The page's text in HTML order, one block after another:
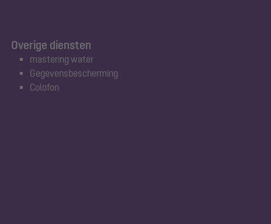
Overige diensten
mastering water
Gegevensbescherming
Colofon